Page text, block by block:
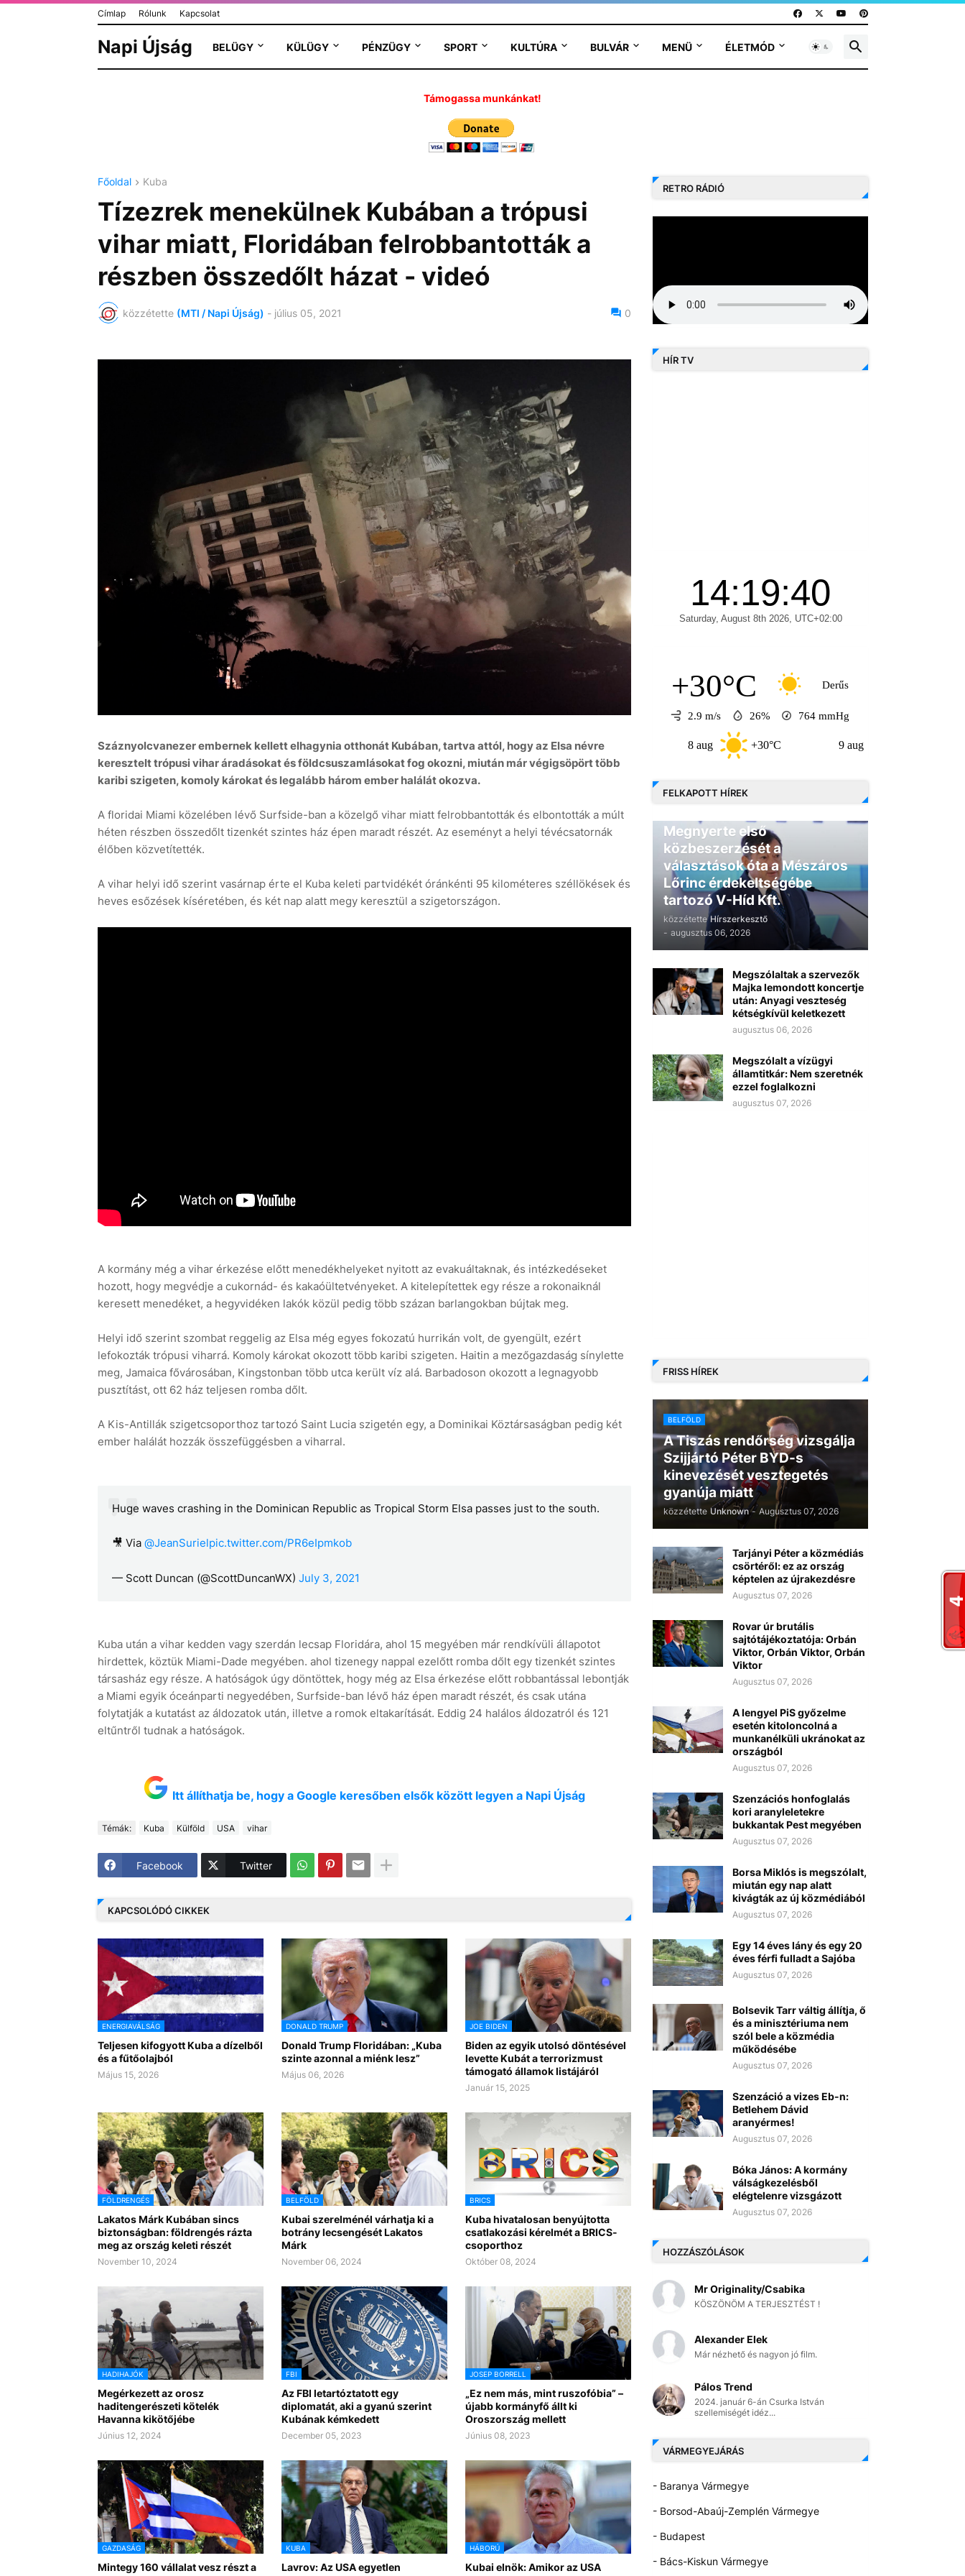
Címlap Rólunk Kapcsolat
Napi Újság BELÜGY KÜLÜGY PÉNZÜGY SPORT KULTÚRA BULVÁR MENÜ ÉLETMÓD
Támogassa munkánkat!
Főoldal Kuba
Tízezrek menekülnek Kubában a trópusi
vihar miatt, Floridában felrobbantották a
részben összedőlt házat - videó
közzétette (MTI / Napi Újság) - július 05, 2021 0
Száznyolcvanezer embernek kellett elhagynia otthonát Kubában, tartva attól, hogy az Elsa névre
keresztelt trópusi vihar áradásokat és földcsuszamlásokat fog okozni, miután már végigsöpört több
karibi szigeten, komoly károkat és legalább három ember halálát okozva.
A floridai Miami közelében lévő Surfside-ban a közelgő vihar miatt felrobbantották és elbontották a múlt
héten részben összedőlt tizenkét szintes ház épen maradt részét. Az eseményt a helyi tévécsatornák
élőben közvetítették.
A vihar helyi idő szerint vasárnap érte el Kuba keleti partvidékét óránkénti 95 kilométeres széllökések és
heves esőzések kíséretében, és két nap alatt megy keresztül a szigetországon.
A kormány még a vihar érkezése előtt menedékhelyeket nyitott az evakuáltaknak, és intézkedéseket
hozott, hogy megvédje a cukornád- és kakaóültetvényeket. A kitelepítettek egy része a rokonaiknál
keresett menedéket, a hegyvidéken lakók közül pedig több százan barlangokban bújtak meg.
Helyi idő szerint szombat reggelig az Elsa még egyes fokozatú hurrikán volt, de gyengült, ezért
lefokozták trópusi viharrá. Komoly károkat okozott több karibi szigeten. Haitin a mezőgazdaság sínylette
meg, Jamaica fővárosában, Kingstonban több utca került víz alá. Barbadoson okozott a legnagyobb
pusztítást, ott 62 ház teljesen romba dőlt.
A Kis-Antillák szigetcsoporthoz tartozó Saint Lucia szigetén egy, a Dominikai Köztársaságban pedig két
ember halálát hozzák összefüggésben a viharral.
Huge waves crashing in the Dominican Republic as Tropical Storm Elsa passes just to the south.
🎥 Via @JeanSurielpic.twitter.com/PR6eIpmkob
— Scott Duncan (@ScottDuncanWX) July 3, 2021
Kuba után a vihar kedden vagy szerdán lecsap Floridára, ahol 15 megyében már rendkívüli állapotot
hirdettek, köztük Miami-Dade megyében. ahol tizenegy nappal ezelőtt romba dőlt egy tizenkét szintes
társasház egy része. A hatóságok úgy döntöttek, hogy még az Elsa érkezése előtt robbantással lebontják
a Miami egyik óceánparti negyedében, Surfside-ban lévő ház épen maradt részét, és csak utána
folytatják a kutatást az áldozatok után, illetve a romok eltakarítását. Eddig 24 halálos áldozatról és 121
eltűntről tudnak a hatóságok.
Itt állíthatja be, hogy a Google keresőben elsők között legyen a Napi Újság
Témák: Kuba Külföld USA vihar
Facebook Twitter
KAPCSOLÓDÓ CIKKEK
ENERGIAVÁLSÁG
Teljesen kifogyott Kuba a dízelből
és a fűtőolajból
Május 15, 2026
DONALD TRUMP
Donald Trump Floridában: „Kuba
szinte azonnal a miénk lesz”
Május 06, 2026
JOE BIDEN
Biden az egyik utolsó döntésével
levette Kubát a terrorizmust
támogató államok listájáról
Január 15, 2025
FÖLDRENGÉS
Lakatos Márk Kubában sincs
biztonságban: földrengés rázta
meg az ország keleti részét
November 10, 2024
BELFÖLD
Kubai szerelménél várhatja ki a
botrány lecsengését Lakatos
Márk
November 06, 2024
BRICS
Kuba hivatalosan benyújtotta
csatlakozási kérelmét a BRICS-
csoporthoz
Október 08, 2024
HADIHAJÓK
Megérkezett az orosz
haditengerészeti kötelék
Havanna kikötőjébe
Június 12, 2024
FBI
Az FBI letartóztatott egy
diplomatát, aki a gyanú szerint
Kubának kémkedett
December 05, 2023
JOSEP BORRELL
„Ez nem más, mint ruszofóbia” –
újabb kormányfő állt ki
Oroszország mellett
Június 08, 2023
GAZDASÁG
Mintegy 160 vállalat vesz részt a
KUBA
Lavrov: Az USA egyetlen
HÁBORÚ
Kubai elnök: Amikor az USA
RETRO RÁDIÓ
HÍR TV
+30°C Derűs
2.9 m/s 26% 764 mmHg
+30°C +30°C
FELKAPOTT HÍREK
Megnyerte első
közbeszerzését a
választások óta a Mészáros
Lőrinc érdekeltségébe
tartozó V-Híd Kft.
közzétette Hírszerkesztő
- augusztus 06, 2026
Megszólaltak a szervezők
Majka lemondott koncertje
után: Anyagi veszteség
kétségkívül keletkezett
augusztus 06, 2026
Megszólalt a vízügyi
államtitkár: Nem szeretnék
ezzel foglalkozni
augusztus 07, 2026
FRISS HÍREK
BELFÖLD
A Tiszás rendőrség vizsgálja
Szijjártó Péter BYD-s
kinevezését vesztegetés
gyanúja miatt
közzétette Unknown - Augusztus 07, 2026
Tarjányi Péter a közmédiás
csörtéről: ez az ország
képtelen az újrakezdésre
Augusztus 07, 2026
Rovar úr brutális
sajtótájékoztatója: Orbán
Viktor, Orbán Viktor, Orbán
Viktor
Augusztus 07, 2026
A lengyel PiS győzelme
esetén kitoloncolná a
munkanélküli ukránokat az
országból
Augusztus 07, 2026
Szenzációs honfoglalás
kori aranyleletekre
bukkantak Pest megyében
Augusztus 07, 2026
Borsa Miklós is megszólalt,
miután egy nap alatt
kivágták az új közmédiából
Augusztus 07, 2026
Egy 14 éves lány és egy 20
éves férfi fulladt a Sajóba
Augusztus 07, 2026
Bolsevik Tarr váltig állítja, ő
és a minisztériuma nem
szól bele a közmédia
működésébe
Augusztus 07, 2026
Szenzáció a vizes Eb-n:
Betlehem Dávid
aranyérmes!
Augusztus 07, 2026
Bóka János: A kormány
válságkezelésből
elégtelenre vizsgázott
Augusztus 07, 2026
HOZZÁSZÓLÁSOK
Mr Originality/Csabika
KÖSZÖNÖM A TERJESZTÉST !
Alexander Elek
Már nézhető és nagyon jó film.
Pálos Trend
2024. január 6-án Csurka István
szellemiségét idéz...
VÁRMEGYEJÁRÁS
- Baranya Vármegye
- Borsod-Abaúj-Zemplén Vármegye
- Budapest
- Bács-Kiskun Vármegye